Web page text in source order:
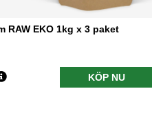
RAW EKO 1kg x 3 paket
KÖP NU